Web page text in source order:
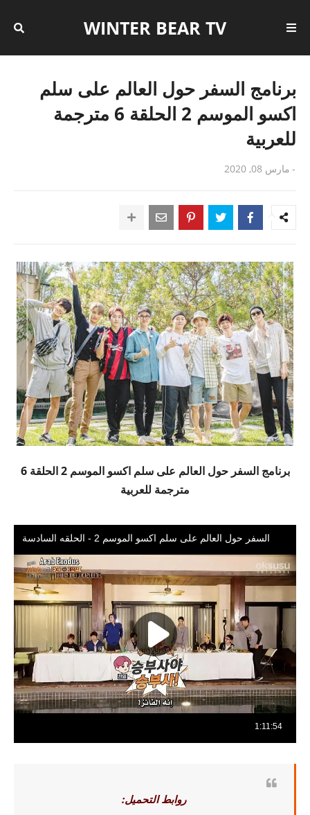
WINTER BEAR TV
برنامج السفر حول العالم على سلم
اكسو الموسم 2 الحلقة 6 مترجمة
للعربية
- مارس 08, 2020
برنامج السفر حول العالم على سلم اكسو الموسم 2 الحلقة 6
مترجمة للعربية
روابط التحميل: